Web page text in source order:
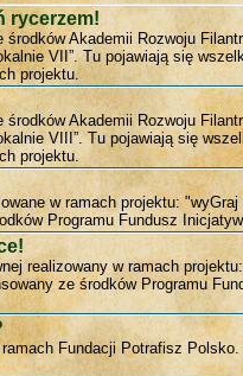
rycerzem!
środków Akademii Rozwoju
VII”. Tu pojawiają się
projektu.
środków Akademii Rozwoju
VIII”. Tu pojawiają się
projektu.
w ramach projektu:
Programu Fundusz
realizowany w ramach
ze środków Programu
ramach Fundacji Potrafisz